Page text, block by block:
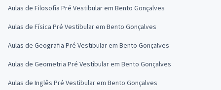
Aulas de Filosofia Pré Vestibular em Bento Gonçalves
Aulas de Física Pré Vestibular em Bento Gonçalves
Aulas de Geografia Pré Vestibular em Bento Gonçalves
Aulas de Geometria Pré Vestibular em Bento Gonçalves
Aulas de Inglês Pré Vestibular em Bento Gonçalves